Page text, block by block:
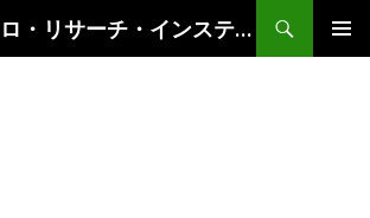
グローバルマクロ・リサーチ・インスティテュート